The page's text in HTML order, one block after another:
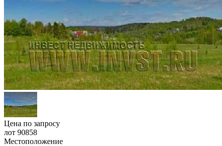
Цена по запросу
лот 90858
Местоположение